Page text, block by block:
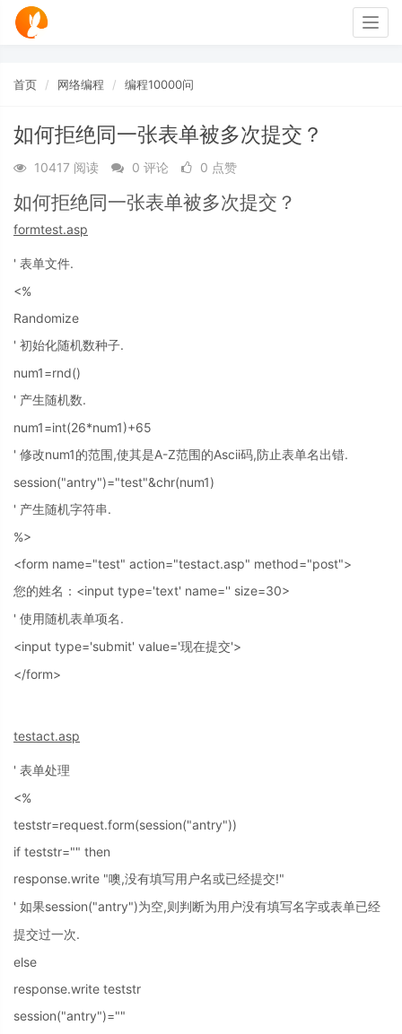
首页 网络编程 编程10000问
如何拒绝同一张表单被多次提交？
10417 阅读 0 评论 0 点赞
如何拒绝同一张表单被多次提交？
formtest.asp
' 表单文件.
<%
Randomize
' 初始化随机数种子.
num1=rnd()
' 产生随机数.
num1=int(26*num1)+65
' 修改num1 的范围 ,使其是A-Z范围的Ascii码, 防止表单名出错.
session("antry")="test"&chr(num1)
' 产生随机字符串.
%>
<form name="test" action="testact.asp" method="post">
您的姓名： <input type='text' name='' size=30>
' 使用随机表单项名 .
<input type='submit' value='现在提交'>
</form>
testact.asp
' 表单处理
<%
teststr=request.form(session("antry"))
if teststr="" then
response.write "噢,没有填写用户名或已经提交!"
' 如果session("antry")为空,则判断为用户没有填写名字或表单已经
提交过一次.
else
response.write teststr
session("antry")=""